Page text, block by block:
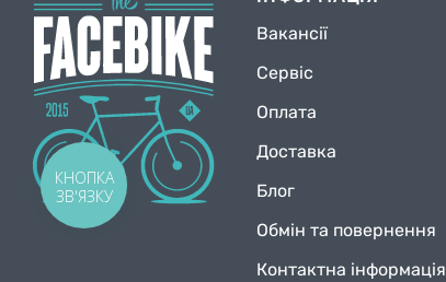
Вакансії
Сервіс
Оплата
Доставка
Блог
Обмін та повернення
Контактна інформація
КНОПКА
ЗВ'ЯЗКУ